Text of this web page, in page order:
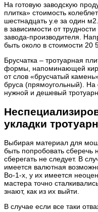
На готовую заводскую
плитка» стоимость
шестнадцать у.е за один
в зависимости от
завода-производителя.
быть около в стоимости 20
Брусчатка – тротуарная
формы, напоминающей
от слов «брусчатый
бруса (прямоугольный). На
нужной и дешевый
укладки
Выбирая материал для
быть попробовать сберечь
сберегать не следует. В
имеется валютная
Во-1-х, у их имеется
мастера точно
знают, как из их выйти.
В случае если все таки